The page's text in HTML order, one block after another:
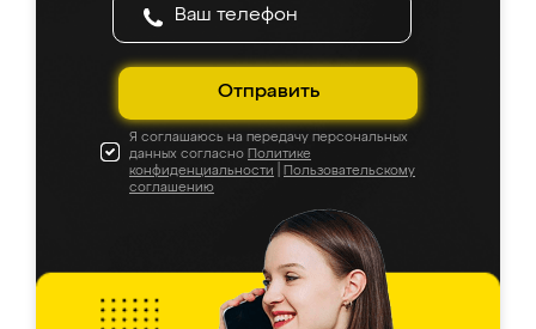
Отправить
Я соглашаюсь на передачу персональных
данных согласно Политике
конфиденциальности
Пользовательскому
соглашению